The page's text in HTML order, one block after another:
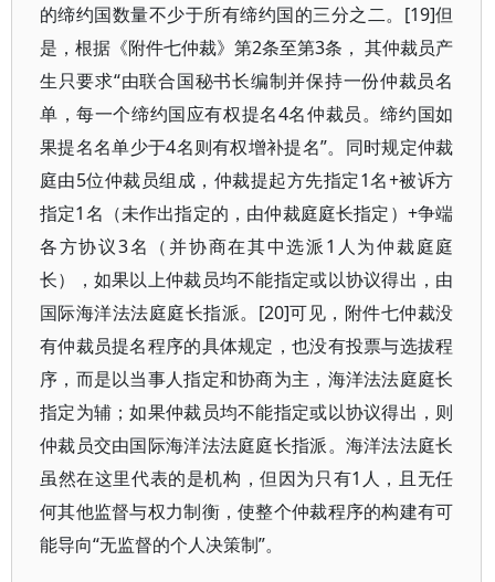
的缔约国数量不少于所有缔约国的三分之二。[19]但
是，根据《附件七仲裁》第2条至第3条， 其仲裁员产
生只要求“由联合国秘书长编制并保持一份仲裁员名
单，每一个缔约国应有权提名4名仲裁员。缔约国如
果提名名单少于4名则有权增补提名”。同时规定仲裁
庭由5位仲裁员组成，仲裁提起方先指定1名+被诉方
指定1名（未作出指定的，由仲裁庭庭长指定）+争端
各方协议3名（并协商在其中选派1人为仲裁庭庭
长），如果以上仲裁员均不能指定或以协议得出，由
国际海洋法法庭庭长指派。[20]可见，附件七仲裁没
有仲裁员提名程序的具体规定，也没有投票与选拔程
序，而是以当事人指定和协商为主，海洋法法庭庭长
指定为辅；如果仲裁员均不能指定或以协议得出，则
仲裁员交由国际海洋法法庭庭长指派。海洋法法庭长
虽然在这里代表的是机构，但因为只有1人，且无任
何其他监督与权力制衡，使整个仲裁程序的构建有可
能导向“无监督的个人决策制”。